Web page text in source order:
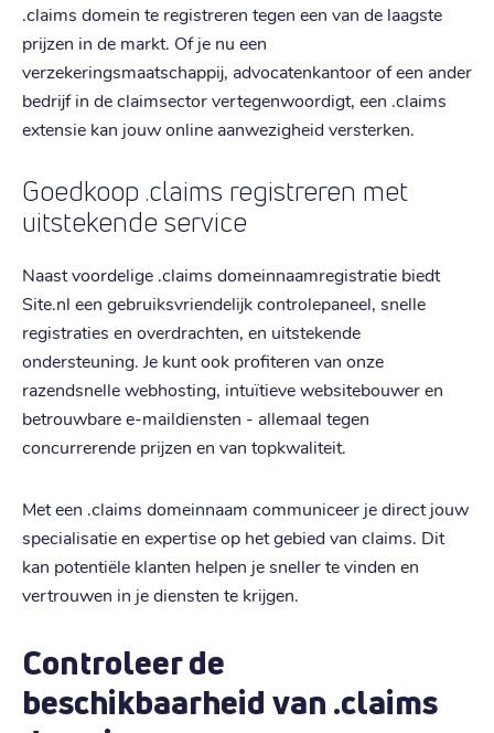
.claims domein te registreren tegen een van de laagste
prijzen in de markt. Of je nu een
verzekeringsmaatschappij, advocatenkantoor of een ander
bedrijf in de claimsector vertegenwoordigt, een .claims
extensie kan jouw online aanwezigheid versterken.
Goedkoop .claims registreren met
uitstekende service
Naast voordelige .claims domeinnaamregistratie biedt
Site.nl een gebruiksvriendelijk controlepaneel, snelle
registraties en overdrachten, en uitstekende
ondersteuning. Je kunt ook profiteren van onze
razendsnelle webhosting, intuïtieve websitebouwer en
betrouwbare e-maildiensten - allemaal tegen
concurrerende prijzen en van topkwaliteit.
Met een .claims domeinnaam communiceer je direct jouw
specialisatie en expertise op het gebied van claims. Dit
kan potentiële klanten helpen je sneller te vinden en
vertrouwen in je diensten te krijgen.
Controleer de
beschikbaarheid van .claims